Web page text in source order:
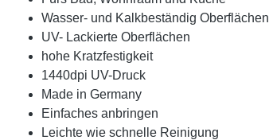
Wasser- und Kalkbeständig Oberflächen
UV- Lackierte Oberflächen
hohe Kratzfestigkeit
1440dpi UV-Druck
Made in Germany
Einfaches anbringen
Leichte wie schnelle Reinigung